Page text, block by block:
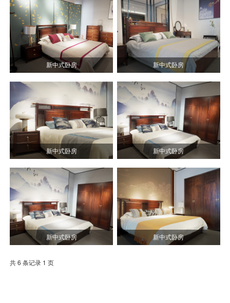
新中式卧房 新中式卧房
新中式卧房 新中式卧房
新中式卧房 新中式卧房
共 6 条记录 1 页